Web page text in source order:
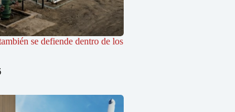
se defiende dentro de los